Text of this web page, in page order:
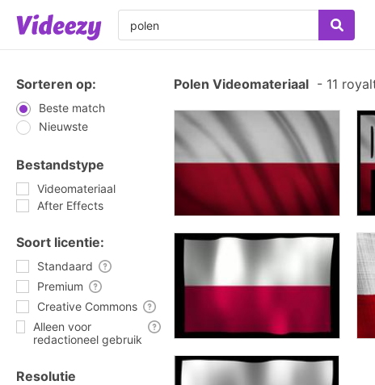
Sorteren op:
Beste match
Nieuwste
Bestandstype
Videomateriaal
After Effects
Soort licentie:
Standaard
Premium
Creative Commons
Alleen voor
redactioneel gebruik
Resolutie
Polen Videomateriaal - 11